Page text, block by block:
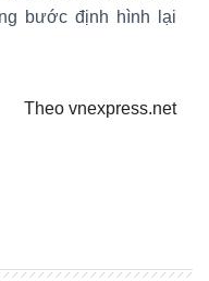
bước định hình lại
Theo vnexpress.net